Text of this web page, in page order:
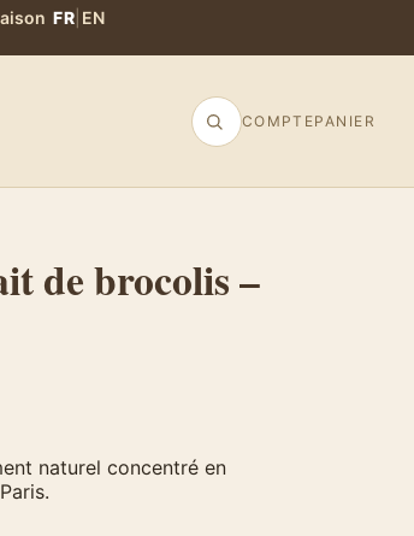
FR EN
COMPTEPANIER
de brocolis –
naturel concentré en